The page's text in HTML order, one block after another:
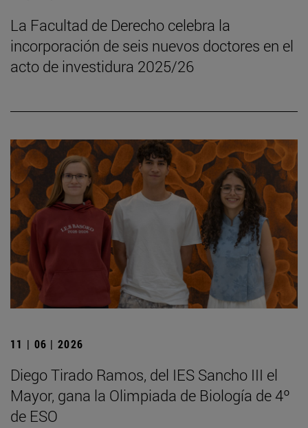
La Facultad de Derecho celebra la
incorporación de seis nuevos doctores en el
acto de investidura 2025/26
11 | 06 | 2026
Diego Tirado Ramos, del IES Sancho III el
Mayor, gana la Olimpiada de Biología de 4º
de ESO